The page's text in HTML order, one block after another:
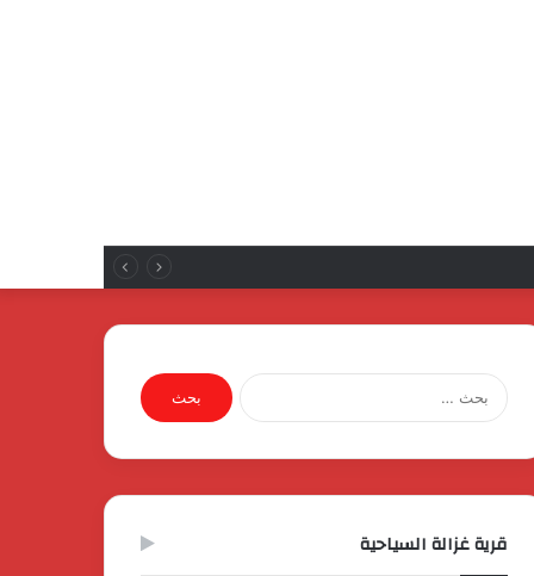
البحث
عن:
قرية غزالة السياحية